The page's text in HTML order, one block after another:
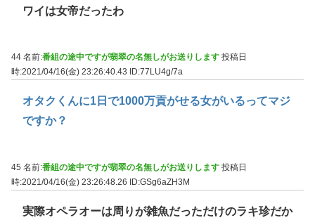
ワイは女帝だったわ
44 名前:番組の途中ですが翡翠の名無しがお送りします 投稿日
時:2021/04/16(金) 23:26:40.43
ID:77LU4g/7a
オタクくんに1日で1000万貢がせる女がいるってマジ
ですか？
45 名前:番組の途中ですが翡翠の名無しがお送りします 投稿日
時:2021/04/16(金) 23:26:48.26 ID:GSg6aZH3M
実際オペラオーは周りが雑魚だっただけのラキ珍だか